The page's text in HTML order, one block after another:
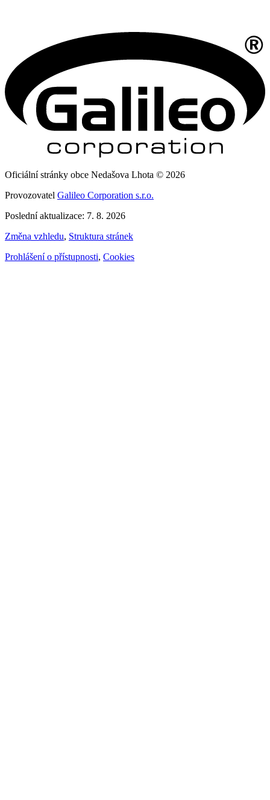
Oficiální stránky obce Nedašova Lhota © 2026
Provozovatel Galileo Corporation s.r.o.
Poslední aktualizace: 7. 8. 2026
Změna vzhledu, Struktura stránek
Prohlášení o přístupnosti, Cookies